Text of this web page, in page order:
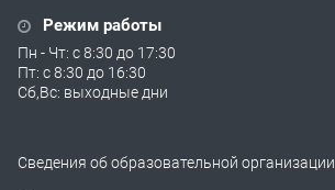
Режим работы
Пн - Чт: с 8:30 до 17:30
Пт: с 8:30 до 16:30
Сб,Вс: выходные дни
Сведения об образовательной организации